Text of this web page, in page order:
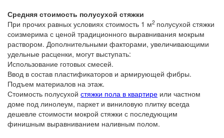
Средняя стоимость полусухой стяжки
При прочих равных условиях стоимость 1 м2 полусухой стяжки
соизмерима с ценой традиционного выравнивания мокрым
раствором. Дополнительными факторами, увеличивающими
удельные расценки, могут выступать:
Использование готовых смесей.
Ввод в состав пластификаторов и армирующей фибры.
Подъем материалов на этаж.
Стоимость полусухой стяжки пола в квартире или частном
доме под линолеум, паркет и виниловую плитку всегда
дешевле стоимости мокрой стяжки с последующим
финишным выравниванием наливным полом.